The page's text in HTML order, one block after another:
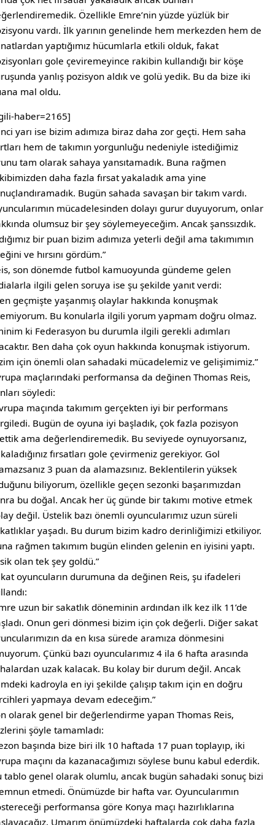
Özellikle Emre’nin yüzde yüzlük bir
vardı. İlk yarının genelinde hem merkezden hem de
yaptığımız hücumlarla etkili olduk, fakat
gole çeviremeyince rakibin kullandığı bir köşe
yanlış pozisyon aldık ve golü yedik. Bu da bize iki
mal oldu.
haber=2165]
yarı ise bizim adımıza biraz daha zor geçti. Hem saha
hem de takımın yorgunluğu nedeniyle istediğimiz
tam olarak sahaya yansıtamadık. Buna rağmen
daha fazla fırsat yakaladık ama yine
Bugün sahada savaşan bir takım vardı.
mücadelesinden dolayı gurur duyuyorum, onlar
olumsuz bir şey söylemeyeceğim. Ancak şanssızdık.
bir puan bizim adımıza yeterli değil ama takımımın
ve hırsını gördüm.”
son dönemde futbol kamuoyunda gündeme gelen
ilgili gelen soruya ise şu şekilde yanıt verdi:
geçmişte yaşanmış olaylar hakkında konuşmak
Bu konularla ilgili yorum yapmam doğru olmaz.
ki Federasyon bu durumla ilgili gerekli adımları
Ben daha çok oyun hakkında konuşmak istiyorum.
için önemli olan sahadaki mücadelemiz ve gelişimimiz.”
maçlarındaki performansa da değinen Thomas Reis,
söyledi:
maçında takımım gerçekten iyi bir performans
Bugün de oyuna iyi başladık, çok fazla pozisyon
ama değerlendiremedik. Bu seviyede oynuyorsanız,
fırsatları gole çevirmeniz gerekiyor. Gol
3 puan da alamazsınız. Beklentilerin yüksek
biliyorum, özellikle geçen sezonki başarımızdan
bu doğal. Ancak her üç günde bir takımı motive etmek
değil. Üstelik bazı önemli oyuncularımız uzun süreli
yaşadı. Bu durum bizim kadro derinliğimizi etkiliyor.
rağmen takımım bugün elinden gelenin en iyisini yaptı.
olan tek şey goldü.”
oyuncuların durumuna da değinen Reis, şu ifadeleri
uzun bir sakatlık döneminin ardından ilk kez ilk 11’de
Onun geri dönmesi bizim için çok değerli. Diğer sakat
da en kısa sürede aramıza dönmesini
Çünkü bazı oyuncularımız 4 ila 6 hafta arasında
uzak kalacak. Bu kolay bir durum değil. Ancak
kadroyla en iyi şekilde çalışıp takım için en doğru
yapmaya devam edeceğim.”
olarak genel bir değerlendirme yapan Thomas Reis,
şöyle tamamladı:
başında bize biri ilk 10 haftada 17 puan toplayıp, iki
maçını da kazanacağımızı söylese bunu kabul ederdik.
tablo genel olarak olumlu, ancak bugün sahadaki sonuç bizi
etmedi. Önümüzde bir hafta var. Oyuncularımın
performansa göre Konya maçı hazırlıklarına
Umarım önümüzdeki haftalarda çok daha fazla